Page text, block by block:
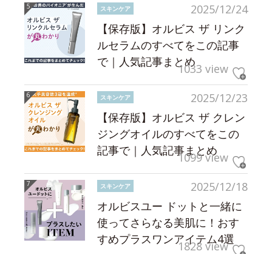
2025/12/24
スキンケア
【保存版】オルビス ザ リンク
ルセラムのすべてをこの記事
で｜人気記事まとめ1033 view
2025/12/23
スキンケア
【保存版】オルビス ザ クレン
ジングオイルのすべてをこの
記事で｜人気記事まとめ
1099 view
2025/12/18
スキンケア
オルビスユー ドットと一緒に
使ってさらなる美肌に！おす
すめプラスワンアイテム4選
1828 view